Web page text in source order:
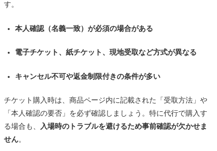
す。
本人確認（名義一致）が必須の場合がある
電子チケット、紙チケット、現地受取など方式が異なる
キャンセル不可や返金制限付きの条件が多い
チケット購入時は、商品ページ内に記載された「受取方法」や
「本人確認の要否」を必ず確認しましょう。特に代行で購入す
る場合も、 入場時のトラブルを避けるため事前確認が欠かせま
せん。